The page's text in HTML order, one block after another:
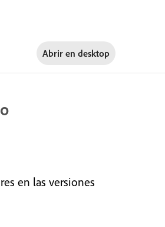
Abrir en desktop
en las versiones